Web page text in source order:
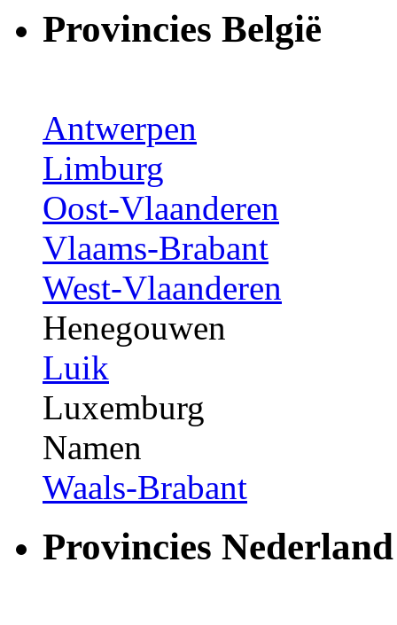
Provincies België
Antwerpen
Limburg
Oost-Vlaanderen
Vlaams-Brabant
West-Vlaanderen
Henegouwen
Luik
Luxemburg
Namen
Waals-Brabant
Provincies Nederland